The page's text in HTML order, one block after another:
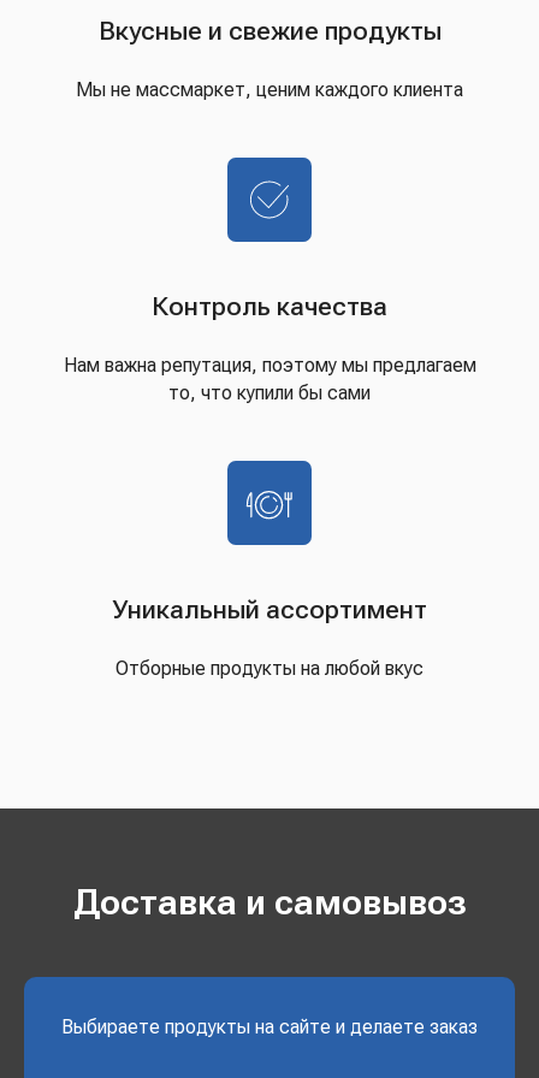
Вкусные и свежие продукты
Мы не массмаркет, ценим каждого клиента
Контроль качества
Нам важна репутация, поэтому мы предлагаем
то, что купили бы сами
Уникальный ассортимент
Отборные продукты на любой вкус
Доставка и самовывоз
Выбираете продукты на сайте и делаете заказ